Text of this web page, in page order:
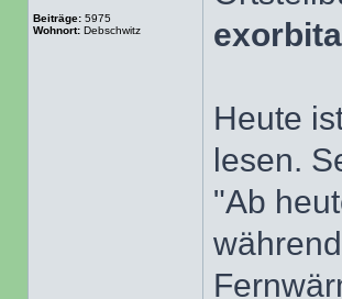
Beiträge: 5975
Wohnort: Debschwitz
Heute
lesen.
"Ab